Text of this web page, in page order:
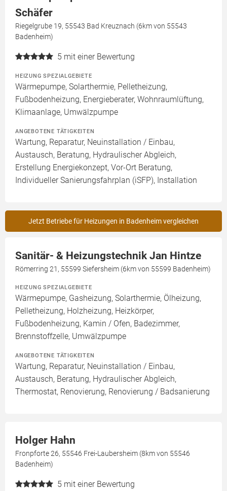
Schäfer
Riegelgrube 19, 55543 Bad Kreuznach (6km von 55543
Badenheim)
5 mit einer Bewertung
HEIZUNG SPEZIALGEBIETE
Wärmepumpe, Solarthermie, Pelletheizung,
Fußbodenheizung, Energieberater, Wohnraumlüftung,
Klimaanlage, Umwälzpumpe
ANGEBOTENE TÄTIGKEITEN
Wartung, Reparatur, Neuinstallation / Einbau,
Austausch, Beratung, Hydraulischer Abgleich,
Erstellung Energiekonzept, Vor-Ort Beratung,
Individueller Sanierungsfahrplan (iSFP), Installation
Jetzt Betriebe für Heizungen in Badenheim vergleichen
Sanitär- & Heizungstechnik Jan Hintze
Römerring 21, 55599 Siefersheim (6km von 55599 Badenheim)
HEIZUNG SPEZIALGEBIETE
Wärmepumpe, Gasheizung, Solarthermie, Ölheizung,
Pelletheizung, Holzheizung, Heizkörper,
Fußbodenheizung, Kamin / Ofen, Badezimmer,
Brennstoffzelle, Umwälzpumpe
ANGEBOTENE TÄTIGKEITEN
Wartung, Reparatur, Neuinstallation / Einbau,
Austausch, Beratung, Hydraulischer Abgleich,
Thermostat, Renovierung, Renovierung / Badsanierung
Holger Hahn
Fronpforte 26, 55546 Frei-Laubersheim (8km von 55546
Badenheim)
5 mit einer Bewertung